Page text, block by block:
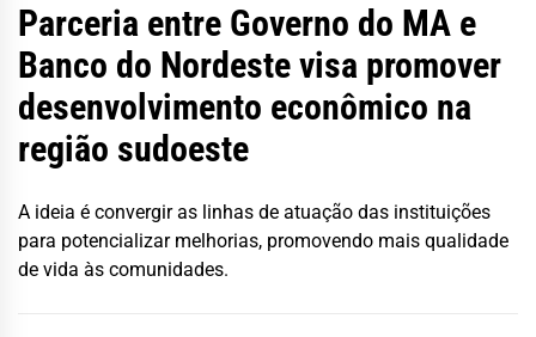
Parceria entre Governo do MA e
Banco do Nordeste visa promover
desenvolvimento econômico na
região sudoeste
A ideia é convergir as linhas de atuação das instituições
para potencializar melhorias, promovendo mais qualidade
de vida às comunidades.